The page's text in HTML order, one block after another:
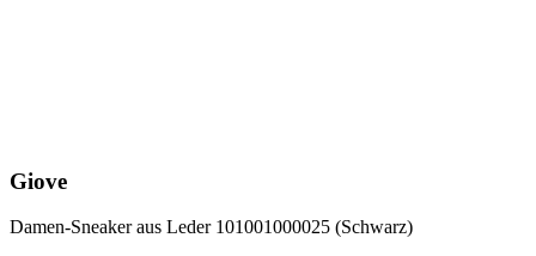
Giove
Damen-Sneaker aus Leder 101001000025 (Schwarz)